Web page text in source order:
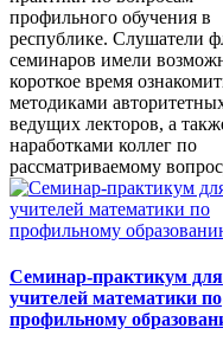
профильного обучения в
республике. Слушатели
семинаров имели
короткое время
методиками
ведущих лекторов, а
наработками коллег по
рассматриваемому
Семинар-практикум для
учителей математики по
профильному